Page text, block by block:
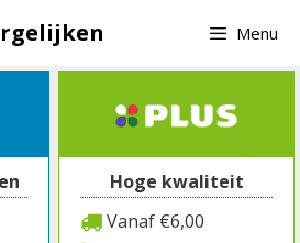
Menu
Hoge kwaliteit
Vanaf €6,00